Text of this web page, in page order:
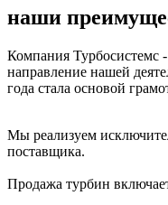
наши
Компания Турбосистемс
направление нашей
года стала основой
Мы реализуем
поставщика.
Продажа турбин